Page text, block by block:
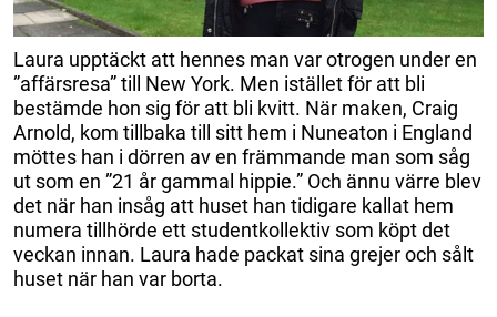
Laura upptäckt att hennes man var otrogen under en
”affärsresa” till New York. Men istället för att bli
bestämde hon sig för att bli kvitt. När maken, Craig
Arnold, kom tillbaka till sitt hem i Nuneaton i England
möttes han i dörren av en främmande man som såg
ut som en ”21 år gammal hippie.” Och ännu värre blev
det när han insåg att huset han tidigare kallat hem
numera tillhörde ett studentkollektiv som köpt det
veckan innan. Laura hade packat sina grejer och sålt
huset när han var borta.